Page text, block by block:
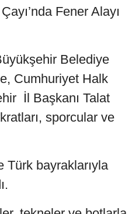
Fener Alayı
Belediye
Cumhuriyet Halk
İl Başkanı Talat
sporcular ve
Türk bayraklarıyla